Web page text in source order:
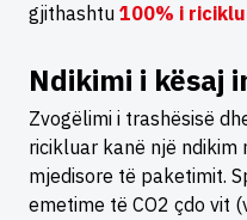
gjithashtu 100% i
Ndikimi i kësaj
Zvogëlimi i trashësisë
ricikluar kanë një
mjedisore të paketimit.
emetime të CO2 çdo vit